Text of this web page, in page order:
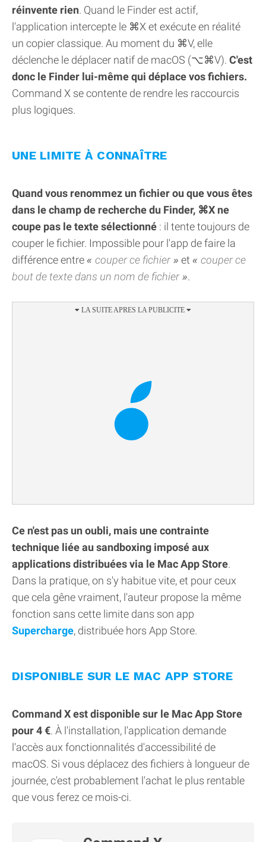
réinvente rien. Quand le Finder est actif,
l'application intercepte le ⌘X et exécute en réalité
un copier classique. Au moment du ⌘V, elle
déclenche le déplacer natif de macOS (⌥⌘V). C'est
donc le Finder lui-même qui déplace vos fichiers.
Command X se contente de rendre les raccourcis
plus logiques.
UNE LIMITE À CONNAÎTRE
Quand vous renommez un fichier ou que vous êtes
dans le champ de recherche du Finder, ⌘X ne
coupe pas le texte sélectionné : il tente toujours de
couper le fichier. Impossible pour l'app de faire la
différence entre
couper ce fichier et
couper ce
bout de texte dans un nom de fichier
.
Ce n'est pas un oubli, mais une contrainte
technique liée au sandboxing imposé aux
applications distribuées via le Mac App Store.
Dans la pratique, on s'y habitue vite, et pour ceux
que cela gêne vraiment, l'auteur propose la même
fonction sans cette limite dans son app
Supercharge, distribuée hors App Store.
DISPONIBLE SUR LE MAC APP STORE
Command X est disponible sur le Mac App Store
pour 4 €. À l'installation, l'application demande
l'accès aux fonctionnalités d'accessibilité de
macOS. Si vous déplacez des fichiers à longueur de
journée, c'est probablement l'achat le plus rentable
que vous ferez ce mois-ci.